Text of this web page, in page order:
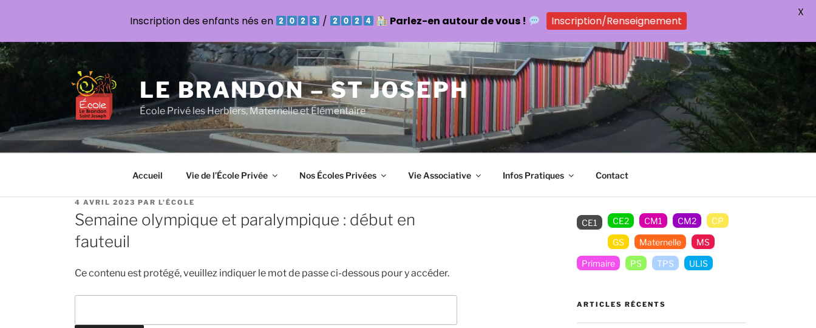
Aller
au
contenu
LE BRANDON – ST JOSEPH
École Privé les Herbiers, Maternelle et Élémentaire
Accueil Vie de l’École Privée Nos Écoles Privées Vie Associative Infos Pratiques Contact
PUBLIÉ
LE
4 AVRIL 2023 PARL'ÉCOLE
Semaine olympique et paralympique : début en
fauteuil
Ce contenu est protégé, veuillez indiquer le mot de passe ci-dessous pour y accéder.
CE1 CE2 CM1 CM2 CP
GS Maternelle MS
Primaire PS TPS ULIS
ARTICLES RÉCENTS
Inscription des enfants nés en / Parlez-en autour de vous ! Inscription/Renseignement
X